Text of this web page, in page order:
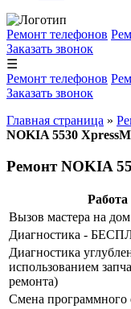
Ремонт телефонов
Заказать звонок
☰
Ремонт телефонов
Заказать звонок
Главная страница »
NOKIA 5530
Ремонт NOKIA
Работа
Bызoв мacтepa нa
Диaгнocтикa -
Диaгнocтикa
использованием
peмoнтa)
Cмeнa пpoгpaммнoгo